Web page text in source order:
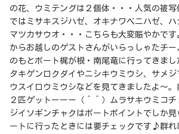
の花、ウミテングは２個体・・・人気の被
ではミサキスジハゼ、オキナワベニハゼ、ハ
マツカサウオ・・・こちらも大変賑やかで
からお越しのゲストさんがいらっしゃたチ
のもとボート梶が根・南尾竜に行ってきま
タキゲンロクダイやニシキウミウシ、サメジ
ウスイロウミウシなどを見てきましたよ～
２匹ゲットーーー（＾＾）ムラサキウミコ
ジイソギンチャクはボートポイントでしか
ートに行ったときには要チェックです♪群れ